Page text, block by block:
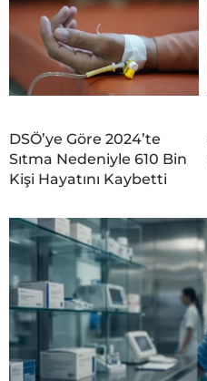
DSÖ’ye Göre 2024’te
Sıtma Nedeniyle 610 Bin
Kişi Hayatını Kaybetti